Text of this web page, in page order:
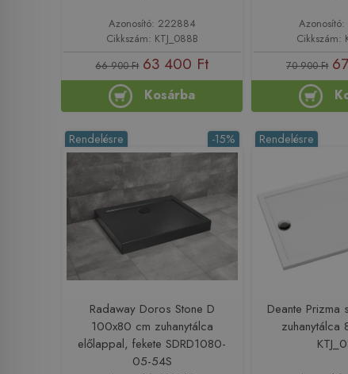
Azonosító: 222884
Cikkszám: KTJ_088B
66 900 Ft 63 400 Ft
Kosárba
Cikkszám:
70 900 Ft
-15%
Rendelésre
Radaway Doros Stone D
100x80 cm zuhanytálca
előlappal, fekete SDRD1080-
05-54S
Rendelésre
Deante Prizma
zuhanytálca